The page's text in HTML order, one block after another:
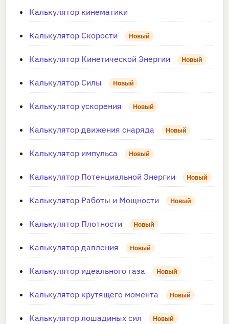
Калькулятор кинематики
Калькулятор Скорости Новый
Калькулятор Кинетической Энергии Новый
Калькулятор Силы Новый
Калькулятор ускорения Новый
Калькулятор движения снаряда Новый
Калькулятор импульса Новый
Калькулятор Потенциальной Энергии Новый
Калькулятор Работы и Мощности Новый
Калькулятор Плотности Новый
Калькулятор давления Новый
Калькулятор идеального газа Новый
Калькулятор крутящего момента Новый
Калькулятор лошадиных сил Новый